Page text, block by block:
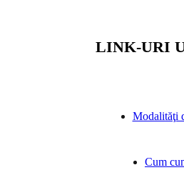
LINK-URI
Modalităţi
Cum